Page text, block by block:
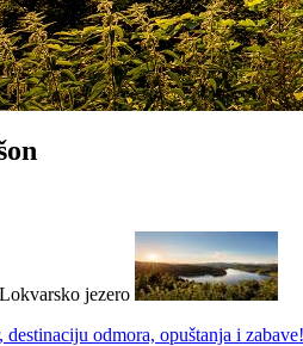
jezero
odmora, opuštanja i zabave!